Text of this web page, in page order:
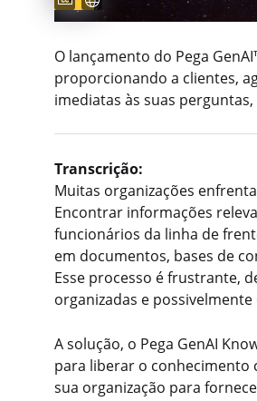
O lançamento do Pega
proporcionando a clientes,
imediatas às suas
Transcrição:
Muitas organizações
Encontrar informações
funcionários da linha de
em documentos, bases de
Esse processo é frustrante,
organizadas e possivelmente
A solução, o Pega GenAI
para liberar o conhecimento
sua organização para